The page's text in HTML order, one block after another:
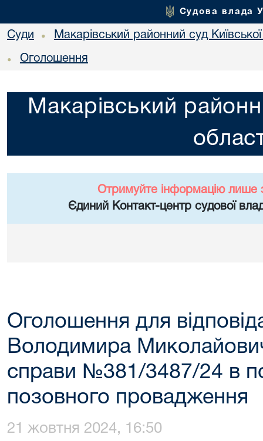
Судова влада
Суди • Макарівський районний суд Київської
• Оголошення
Макарівський
Отримуйте інформацію лише
Єдиний Контакт-центр судової
Оголошення для
Володимира
справи №381/3487/24 в
позовного провадження
21 жовтня 2024, 16:50